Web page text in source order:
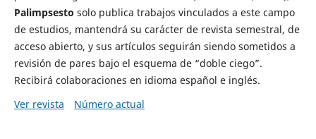
Palimpsesto solo publica trabajos vinculados a este campo
de estudios, mantendrá su carácter de revista semestral, de
acceso abierto, y sus artículos seguirán siendo sometidos a
revisión de pares bajo el esquema de “doble ciego”.
Recibirá colaboraciones en idioma español e inglés.
Ver revista
Número actual